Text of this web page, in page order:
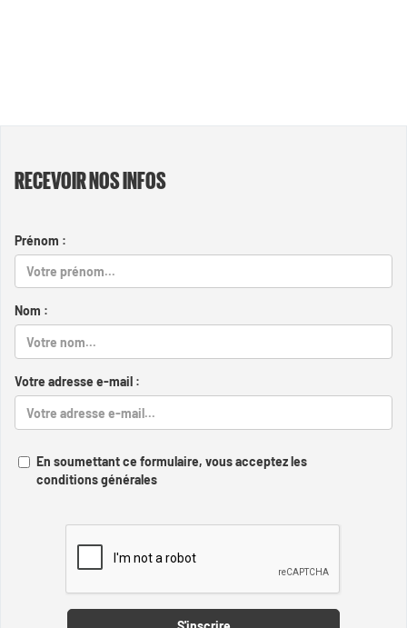
RECEVOIR NOS INFOS
Prénom :
Nom :
Votre adresse e-mail :
En soumettant ce formulaire, vous acceptez les
conditions générales